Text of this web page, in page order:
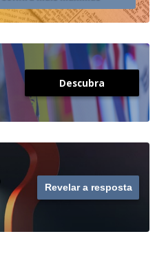
Descubra
Revelar a resposta